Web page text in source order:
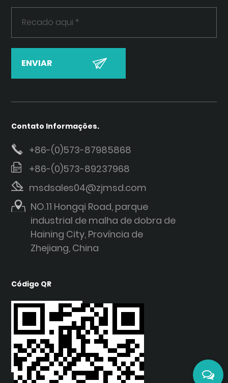
Contato Informações.
+86-(0)573-87985868
+86-(0)573-89237968
msdsales04@zjmsd.com
NO.11 Hongqi Road, parque
industrial de malha de dobra de
Haining City, Província de
Zhejiang, China
Código QR